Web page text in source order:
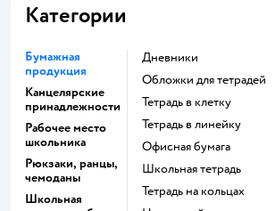
Категории
Бумажная
продукция
Канцелярские
принадлежности
Рабочее место
школьника
Рюкзаки, ранцы,
чемоданы
Школьная
Дневники
Обложки для тетрадей
Тетрадь в клетку
Тетрадь в линейку
Офисная бумага
Школьная тетрадь
Тетрадь на кольцах